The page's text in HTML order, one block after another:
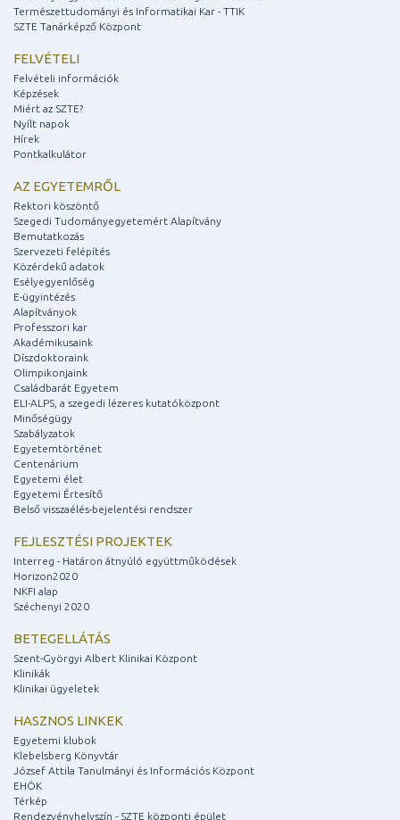
Természettudományi és Informatikai Kar - TTIK
SZTE Tanárképző Központ
FELVÉTELI
Felvételi információk
Képzések
Miért az SZTE?
Nyílt napok
Hírek
Pontkalkulátor
AZ EGYETEMRŐL
Rektori köszöntő
Szegedi Tudományegyetemért Alapítvány
Bemutatkozás
Szervezeti felépítés
Közérdekű adatok
Esélyegyenlőség
E-ügyintézés
Alapítványok
Professzori kar
Akadémikusaink
Díszdoktoraink
Olimpikonjaink
Családbarát Egyetem
ELI-ALPS, a szegedi lézeres kutatóközpont
Minőségügy
Szabályzatok
Egyetemtörténet
Centenárium
Egyetemi élet
Egyetemi Értesítő
Belső visszaélés-bejelentési rendszer
FEJLESZTÉSI PROJEKTEK
Interreg - Határon átnyúló együttműködések
Horizon2020
NKFI alap
Széchenyi 2020
BETEGELLÁTÁS
Szent-Györgyi Albert Klinikai Központ
Klinikák
Klinikai ügyeletek
HASZNOS LINKEK
Egyetemi klubok
Klebelsberg Könyvtár
József Attila Tanulmányi és Információs Központ
EHÖK
Térkép
Rendezvényhelyszín - SZTE központi épület